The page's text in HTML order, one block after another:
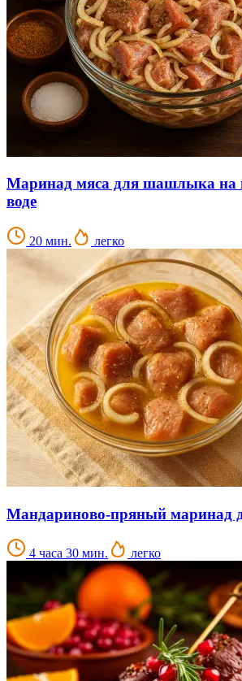
Маринад мяса для шашлыка на
воде
20 мин. легко
Мандариново-пряный маринад
4 часа 30 мин. легко